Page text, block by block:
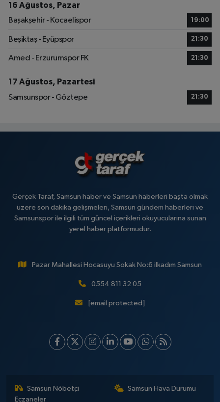
16 Ağustos, Pazar
Başakşehir - Kocaelispor
19:00
Beşiktaş - Eyüpspor 21:30
Amed - Erzurumspor FK 21:30
17 Ağustos, Pazartesi
Samsunspor - Göztepe
21:30
Gerçek Taraf, Samsun haber ve Samsun haberleri başta olmak
üzere son dakika gelişmeleri, Samsun gündem haberleri ve
Samsunspor ile ilgili tüm güncel içerikleri okuyucularına sunan
yerel haber platformudur.
Pazar Mahallesi Hocasuyu Sokak No:6 ilkadım Samsun
0554 811 32 05
[email protected]
Samsun Nöbetçi
Eczaneler
Samsun Hava Durumu